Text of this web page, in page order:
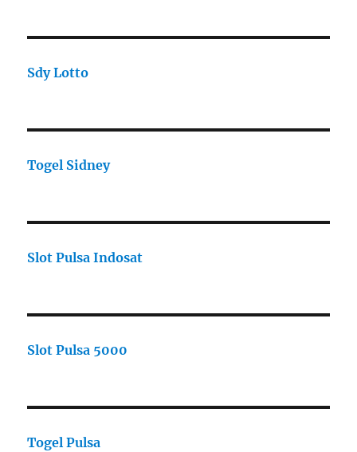
Sdy Lotto
Togel Sidney
Slot Pulsa Indosat
Slot Pulsa 5000
Togel Pulsa